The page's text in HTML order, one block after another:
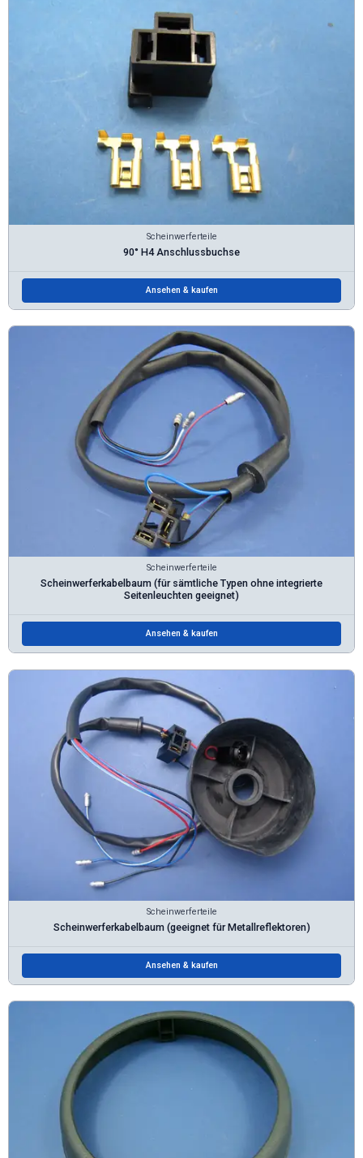
Scheinwerferteile
90° H4 Anschlussbuchse
Ansehen & kaufen
Scheinwerferteile
Scheinwerferkabelbaum (für sämtliche Typen ohne integrierte
Seitenleuchten geeignet)
Ansehen & kaufen
Scheinwerferteile
Scheinwerferkabelbaum (geeignet für Metallreflektoren)
Ansehen & kaufen